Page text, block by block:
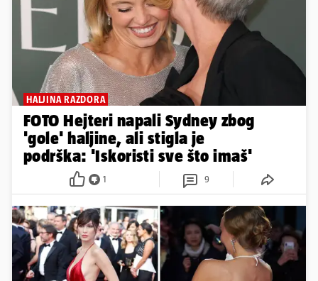
HALJINA RAZDORA
FOTO Hejteri napali Sydney zbog
'gole' haljine, ali stigla je
podrška: 'Iskoristi sve što imaš'
1 9